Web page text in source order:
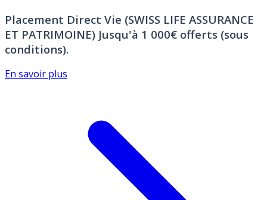
Placement Direct Vie (SWISS LIFE ASSURANCE
ET PATRIMOINE) Jusqu'à 1 000€ offerts (sous
conditions).
En savoir plus